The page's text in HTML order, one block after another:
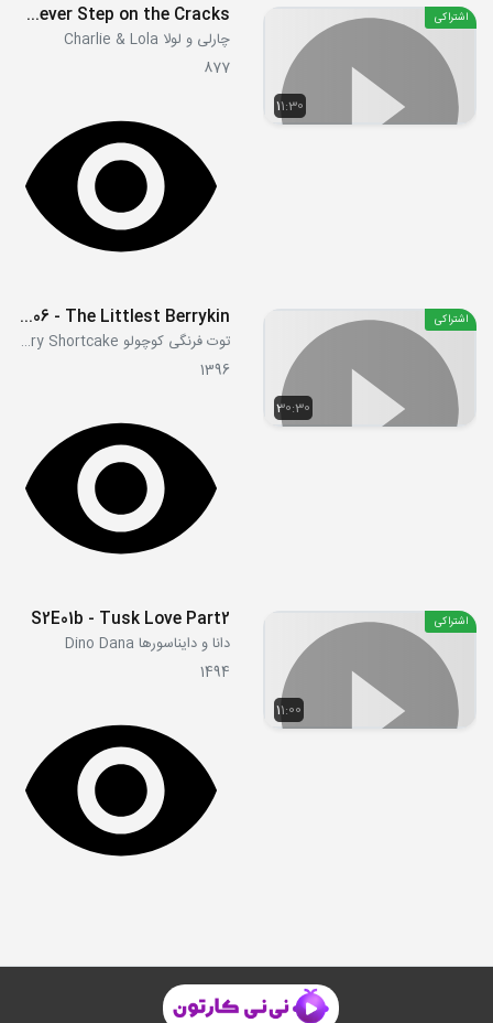
11:30
اشتراکی S02E22 - Never Ever Never Step on the Cracks
چارلی و لولا Charlie & Lola
877
30:30
اشتراکی S3E06 - The Littlest Berrykin
توت فرنگی کوچولو Strawberry Shortcake
1396
11:00
اشتراکی S2E01b - Tusk Love Part2
دانا و دایناسورها Dino Dana
1494